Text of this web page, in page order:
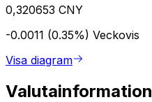
0,320653 CNY
-0.0011 (0.35%) Veckovis
Visa diagram
Valutainformation